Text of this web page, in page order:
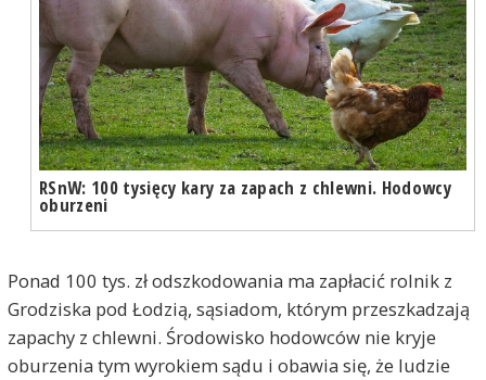
RSnW: 100 tysięcy kary za zapach z chlewni. Hodowcy
oburzeni
Ponad 100 tys. zł odszkodowania ma zapłacić rolnik z
Grodziska pod Łodzią, sąsiadom, którym przeszkadzają
zapachy z chlewni. Środowisko hodowców nie kryje
oburzenia tym wyrokiem sądu i obawia się, że ludzie